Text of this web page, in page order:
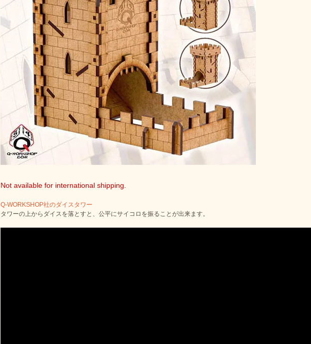
Not available for international shipping.
Q-WORKSHOP社のダイスタワー
タワーの上からダイスを落とすと、公平にサイコロを振ることが出来ます。